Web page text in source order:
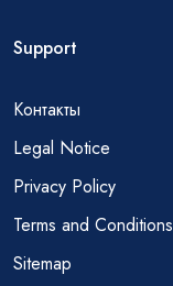
Support
Контакты
Legal Notice
Privacy Policy
Terms and Conditions
Sitemap